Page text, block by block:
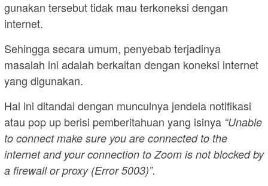
gunakan tersebut tidak mau terkoneksi dengan
internet.
Sehingga secara umum, penyebab terjadinya
masalah ini adalah berkaitan dengan koneksi internet
yang digunakan.
Hal ini ditandai dengan munculnya jendela notifikasi
atau pop up berisi pemberitahuan yang isinya “Unable
to connect make sure you are connected to the
internet and your connection to Zoom is not blocked by
a firewall or proxy (Error 5003)”.